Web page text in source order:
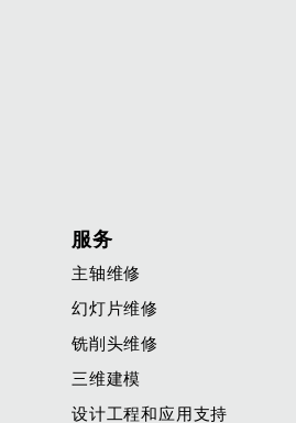
服务
主轴维修
幻灯片维修
铣削头维修
三维建模
设计工程和应用支持